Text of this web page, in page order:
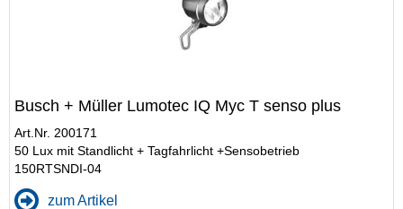
Busch + Müller Lumotec IQ Myc T senso plus
Art.Nr. 200171
50 Lux mit Standlicht + Tagfahrlicht +Sensobetrieb
150RTSNDI-04
zum Artikel